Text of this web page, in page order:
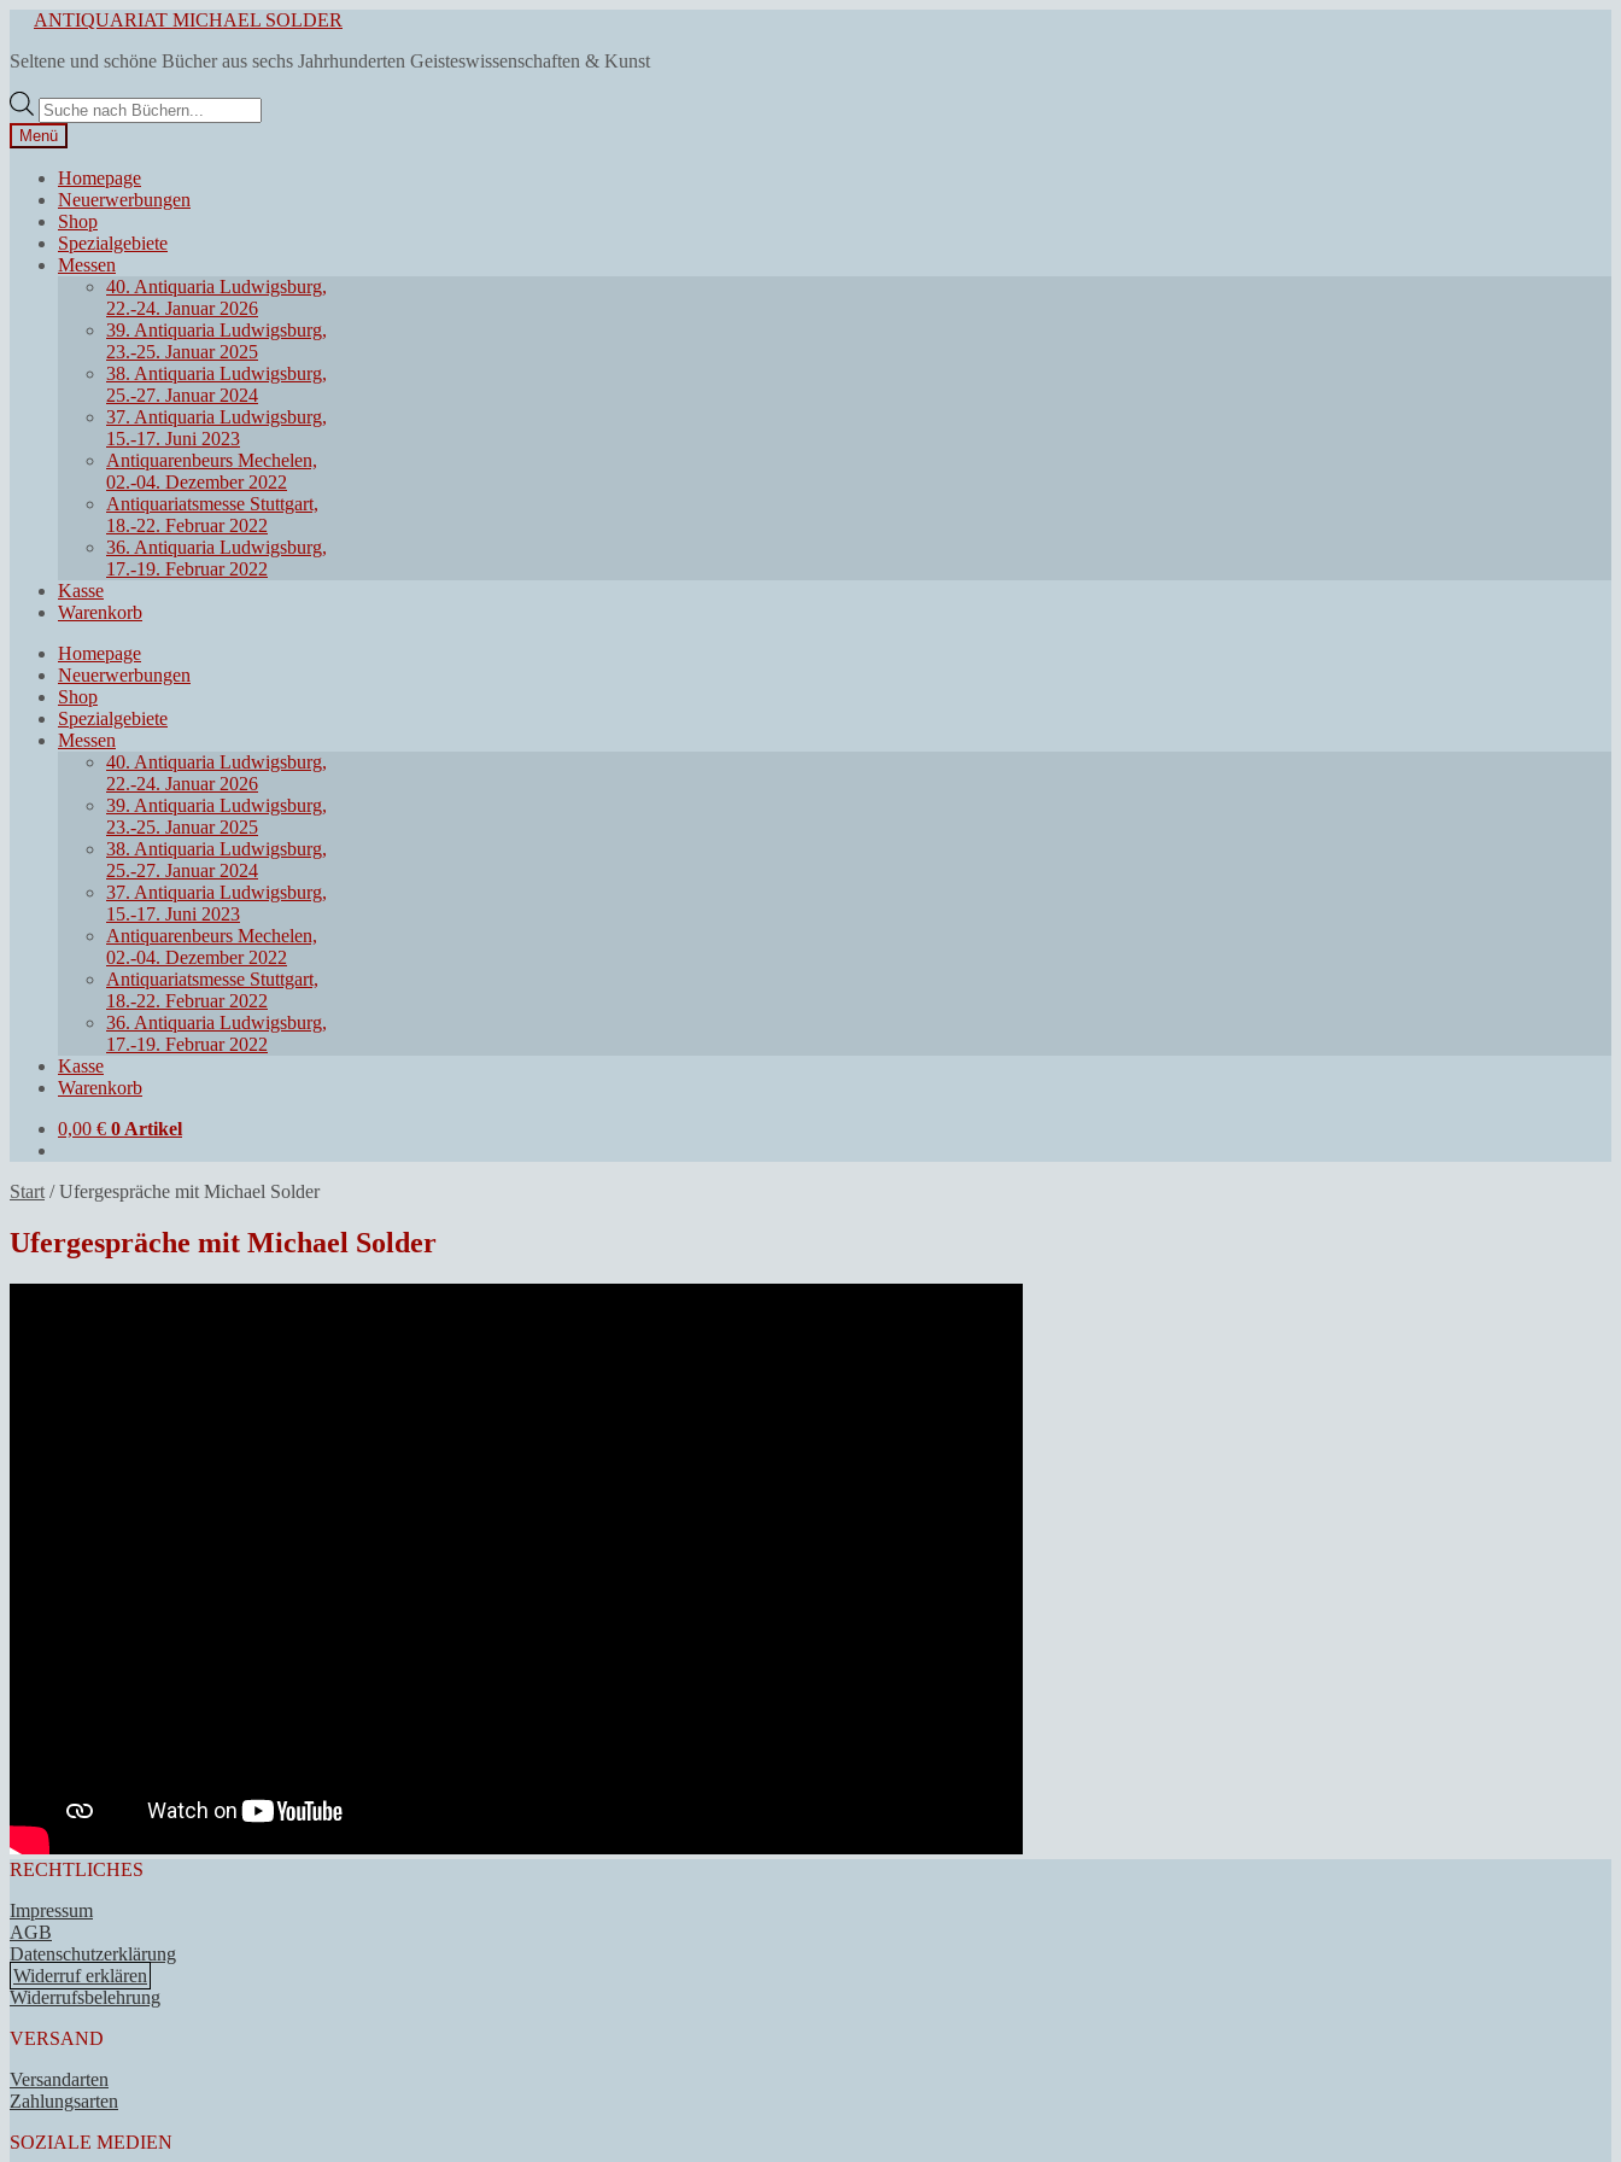
springen
Zum
springen
ANTIQUARIAT MICHAEL SOLDER
Seltene und schöne Bücher aus sechs Jahrhunderten Geisteswissenschaften & Kunst
Products
search
Menü
Homepage
Neuerwerbungen
Shop
Spezialgebiete
Messen
40. Antiquaria Ludwigsburg,
22.-24. Januar 2026
39. Antiquaria Ludwigsburg,
23.-25. Januar 2025
38. Antiquaria Ludwigsburg,
25.-27. Januar 2024
37. Antiquaria Ludwigsburg,
15.-17. Juni 2023
Antiquarenbeurs Mechelen,
02.-04. Dezember 2022
Antiquariatsmesse Stuttgart,
18.-22. Februar 2022
36. Antiquaria Ludwigsburg,
17.-19. Februar 2022
Kasse
Warenkorb
Homepage
Neuerwerbungen
Shop
Spezialgebiete
Messen
40. Antiquaria Ludwigsburg,
22.-24. Januar 2026
39. Antiquaria Ludwigsburg,
23.-25. Januar 2025
38. Antiquaria Ludwigsburg,
25.-27. Januar 2024
37. Antiquaria Ludwigsburg,
15.-17. Juni 2023
Antiquarenbeurs Mechelen,
02.-04. Dezember 2022
Antiquariatsmesse Stuttgart,
18.-22. Februar 2022
36. Antiquaria Ludwigsburg,
17.-19. Februar 2022
Kasse
Warenkorb
0,00 € 0 Artikel
Start /Ufergespräche mit Michael Solder
Ufergespräche mit Michael Solder
RECHTLICHES
Impressum
AGB
Datenschutzerklärung
Widerruf erklären
Widerrufsbelehrung
VERSAND
Versandarten
Zahlungsarten
SOZIALE MEDIEN